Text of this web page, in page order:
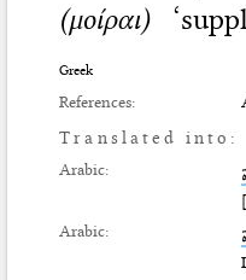
(μοίραι)
Greek
References:
Translated into:
Arabic:
Arabic: